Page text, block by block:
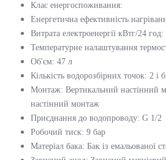
Клас енергоспоживання:
Енергетична ефективність
Витрата електроенергії кВтг/24
Температурне налаштування
Об'єм: 47 л
Кількість водорозбірних точок: 2 і
Монтаж: Вертикальний настінний
настінний монтаж
Приєднання до водопроводу: G 1/2
Робочий тиск: 9 бар
Матеріал бака: Бак із емальованої